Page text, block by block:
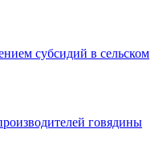
субсидий в сельском
говядины